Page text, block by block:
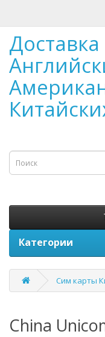
Категории
Сим карты
China